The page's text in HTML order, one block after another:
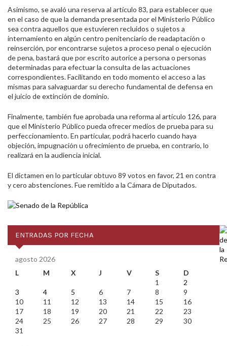
Asimismo, se avaló una reserva al artículo 83, para establecer que
en el caso de que la demanda presentada por el Ministerio Público
sea contra aquellos que estuvieren recluidos o sujetos a
internamiento en algún centro penitenciario de readaptación o
reinserción, por encontrarse sujetos a proceso penal o ejecución
de pena, bastará que por escrito autorice a persona o personas
determinadas para efectuar la consulta de las actuaciones
correspondientes. Facilitando en todo momento el acceso a las
mismas para salvaguardar su derecho fundamental de defensa en
el juicio de extinción de dominio.
Finalmente, también fue aprobada una reforma al artículo 126, para
que el Ministerio Público pueda ofrecer medios de prueba para su
perfeccionamiento. En particular, podrá hacerlo cuando haya
objeción, impugnación u ofrecimiento de prueba, en contrario, lo
realizará en la audiencia inicial.
El dictamen en lo particular obtuvo 89 votos en favor, 21 en contra
y cero abstenciones. Fue remitido a la Cámara de Diputados.
ENTRADAS POR FECHA
agosto 2026
L
M X J V S
D
1
2
3
4 5 6 7 8
9
10
11 12 13 14 15
16
17
18 19 20 21 22
23
24
25 26 27 28 29
30
31